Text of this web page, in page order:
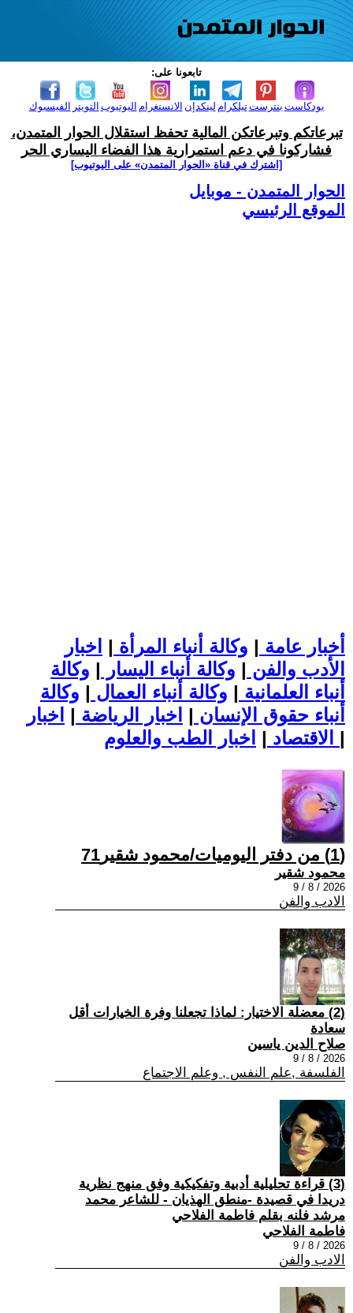
تابعونا على:
الفيسبوك التويتر اليوتيوب الانستغرام لينكدإن تيلكرامبنترست بودكاست
تبرعاتكم وتبرعاتكن المالية تحفظ استقلال الحوار المتمدن،
فشاركونا في دعم استمرارية هذا الفضاء اليساري الحر
[اشترك في قناة ‫«الحوار المتمدن» على اليوتيوب]
الحوار المتمدن - موبايل
الموقع الرئيسي
أخبار عامة | وكالة أنباء المرأة | اخبار
الأدب والفن | وكالة أنباء اليسار | وكالة
أنباء العلمانية | وكالة أنباء العمال | وكالة
أنباء حقوق الإنسان | اخبار الرياضة | اخبار
الاقتصاد | |
(1) من دفتر اليوميات/محمود شقير71
محمود شقير
2026 / 8 / 9
الادب والفن
(2) معضلة الاختيار: لماذا تجعلنا وفرة الخيارات أقل
سعادة
صلاح الدين ياسين
2026 / 8 / 9
الفلسفة ,علم النفس , وعلم الاجتماع
(3) قراءة تحليلية أدبية وتفكيكية وفق منهج نظرية
دريدا في قصيدة -منطق الهذيان - للشاعر محمد
مرشد فلنه بقلم فاطمة الفلاحي
فاطمة الفلاحي
2026 / 8 / 9
الادب والفن